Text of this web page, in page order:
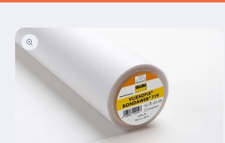
Passa alle
informazioni
sul prodotto